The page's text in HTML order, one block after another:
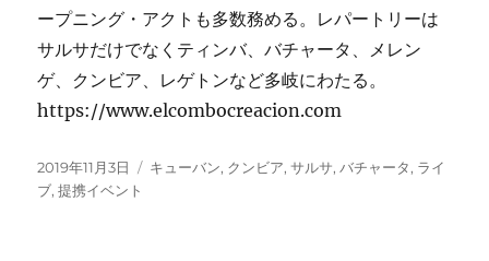
ープニング・アクトも多数務める。レパートリーは
サルサだけでなくティンバ、バチャータ、メレン
ゲ、クンビア、レゲトンなど多岐にわたる。
https://www.elcombocreacion.com
投
稿
2019年11月3日
カ
キューバン, クンビア,サルサ, バチャータ, ライ
ブ,提携イベント